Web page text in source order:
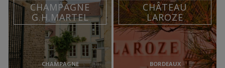
CHAMPAGNE
G.H.MARTEL
CHAMPAGNE
CHÂTEAU
LAROZE
BORDEAUX